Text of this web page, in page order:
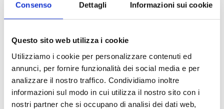
Consenso Dettagli Informazioni sui cookie
Questo sito web utilizza i cookie
Utilizziamo i cookie per personalizzare contenuti ed
annunci, per fornire funzionalità dei social media e per
analizzare il nostro traffico. Condividiamo inoltre
informazioni sul modo in cui utilizza il nostro sito con i
nostri partner che si occupano di analisi dei dati web,
liberare dagli influssi maligni i luoghi infestati. Ma non
importa quale sia l’incarico in cui si cimenta assieme
alla sua “assistente” part-time, una liceale con la fissa
per il paranormale: ognuno dei suoi esorcismi ha un
livello d’imbroglio e di pericolosità del cento per
cento!